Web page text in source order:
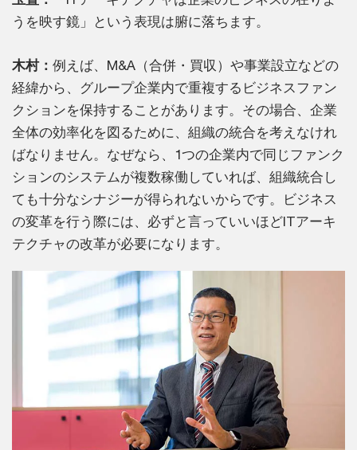
うを映す鏡」という表現は腑に落ちます。
木村： 例えば、M&A（合併・買収）や事業設立などの
経緯から、グループ企業内で重複するビジネスファン
クションを保持することがあります。その場合、企業
全体の効率化を図るために、組織の統合を考えなけれ
ばなりません。なぜなら、1つの企業内で同じファンク
ションのシステムが複数稼働していれば、組織統合し
ても十分なシナジーが得られないからです。ビジネス
の変革を行う際には、必ずと言っていいほどITアーキ
テクチャの改革が必要になります。